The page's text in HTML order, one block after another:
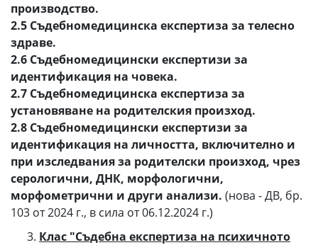
производство.
2.5 Съдебномедицинска експертиза за телесно
здраве.
2.6 Съдебномедицински експертизи за
идентификация на човека.
2.7 Съдебномедицинска експертиза за
установяване на родителския произход.
2.8 Съдебномедицински експертизи за
идентификация на личността, включително и
при изследвания за родителски произход, чрез
серологични, ДНК, морфологични,
морфометрични и други анализи. (нова - ДВ, бр.
103 от 2024 г., в сила от 06.12.2024 г.)
Клас "Съдебна експертиза на психичното